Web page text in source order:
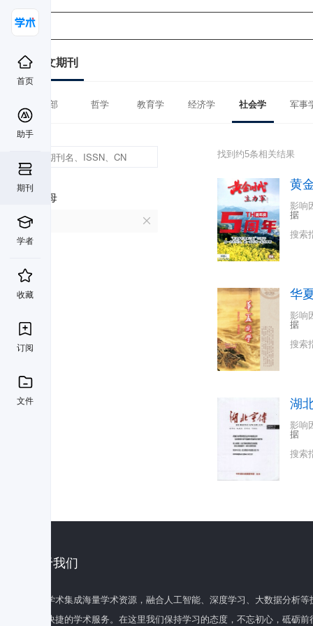
首页
助手
期刊
学者
收藏
订阅
文件
中文期刊
全部 哲学 教育学 经济学 社会学 军事
首字母
H
找到约5条相关结果
黄
影响
据
搜索
华
影响
据
搜索
湖
影响
据
搜索
关于我们
百度学术集成海量学术资源，融合人工智能、深度学习、大数据分析
全面快捷的学术服务。在这里我们保持学习的态度，不忘初心，砥砺前